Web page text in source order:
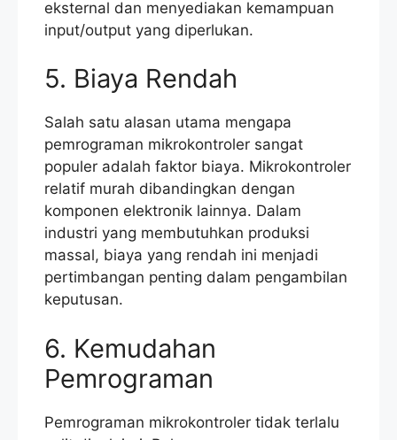
eksternal dan menyediakan kemampuan
input/output yang diperlukan.
5. Biaya Rendah
Salah satu alasan utama mengapa
pemrograman mikrokontroler sangat
populer adalah faktor biaya. Mikrokontroler
relatif murah dibandingkan dengan
komponen elektronik lainnya. Dalam
industri yang membutuhkan produksi
massal, biaya yang rendah ini menjadi
pertimbangan penting dalam pengambilan
keputusan.
6. Kemudahan
Pemrograman
Pemrograman mikrokontroler tidak terlalu